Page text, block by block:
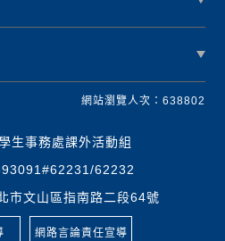
網站瀏覽人次：638802
生事務處課外活動組
62232
市文山區指南路二段64號
網路言論責任宣導